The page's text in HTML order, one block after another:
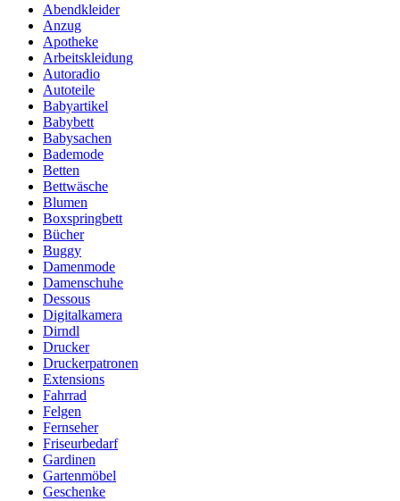
Abendkleider
Anzug
Apotheke
Arbeitskleidung
Autoradio
Autoteile
Babyartikel
Babybett
Babysachen
Bademode
Betten
Bettwäsche
Blumen
Boxspringbett
Bücher
Buggy
Damenmode
Damenschuhe
Dessous
Digitalkamera
Dirndl
Drucker
Druckerpatronen
Extensions
Fahrrad
Felgen
Fernseher
Friseurbedarf
Gardinen
Gartenmöbel
Geschenke